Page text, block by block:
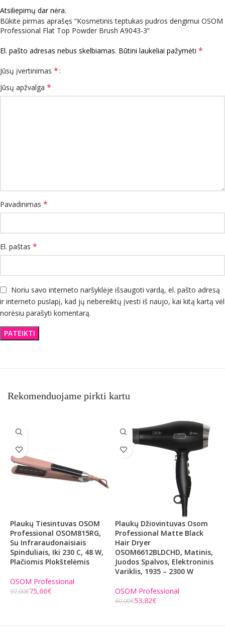
Atsiliepimų dar nėra.
Būkite pirmas aprašęs “Kosmetinis teptukas pudros dengimui OSOM
Professional Flat Top Powder Brush A9043-3”
El. pašto adresas nebus skelbiamas. Būtini laukeliai pažymėti *
Jūsų įvertinimas *
Jūsų apžvalga *
Pavadinimas *
El. paštas *
Noriu savo interneto naršyklėje išsaugoti vardą, el. pašto adresą
ir interneto puslapį, kad jų nebereiktų įvesti iš naujo, kai kitą kartą vėl
norėsiu parašyti komentarą.
Rekomenduojame pirkti kartu
Plaukų Tiesintuvas OSOM
Professional OSOM815RG,
Su Infraraudonaisiais
Spinduliais, Iki 230 C, 48 W,
Plačiomis Plokštelėmis
OSOM Professional
97,00€75,66€
Plaukų Džiovintuvas Osom
Professional Matte Black
Hair Dryer
OSOM6612BLDCHD, Matinis,
Juodos Spalvos, Elektroninis
Variklis, 1935 – 2300 W
OSOM Professional
69,00€53,82€